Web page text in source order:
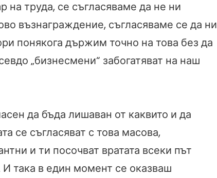
на труда, се съгласяваме да не ни
възнаграждение, съгласяваме се да ни
понякога държим точно на това без да
„бизнесмени“ забогатяват на наш
да бъда лишаван от каквито и да
се съгласяват с това масова,
и ти посочват вратата всеки път
И така в един момент се оказваш